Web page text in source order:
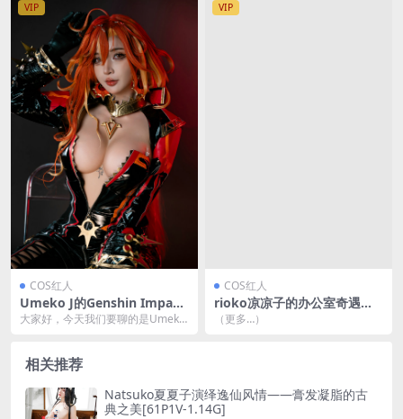
VIP
COS红人
Umeko J的Genshin Impact
Mavuika Cosplay[96P9V-1.
大家好，今天我们要聊的是Umeko
VIP
COS红人
rioko凉凉子的办公室奇遇记
[35P-394MB]
（更多…）
相关推荐
Natsuko夏夏子演绎逸仙风情——膏发凝脂的古
典之美[61P1V-1.14G]